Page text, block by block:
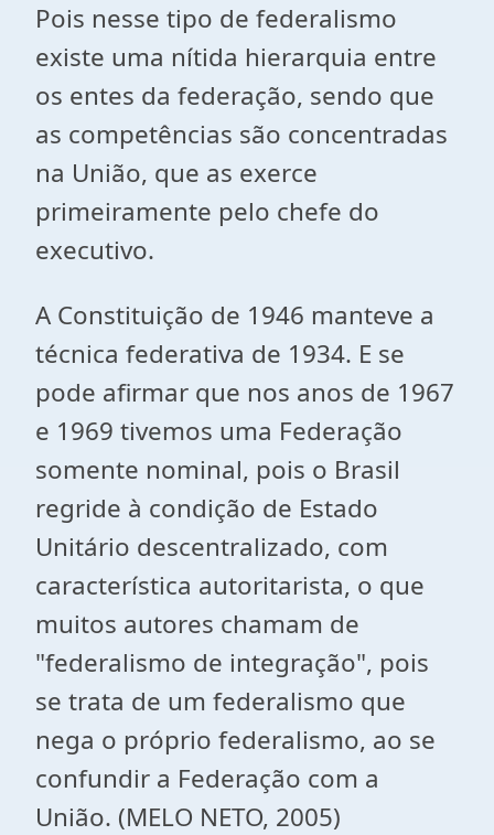
Pois nesse tipo de federalismo
existe uma nítida hierarquia entre
os entes da federação, sendo que
as competências são concentradas
na União, que as exerce
primeiramente pelo chefe do
executivo.
A Constituição de 1946 manteve a
técnica federativa de 1934. E se
pode afirmar que nos anos de 1967
e 1969 tivemos uma Federação
somente nominal, pois o Brasil
regride à condição de Estado
Unitário descentralizado, com
característica autoritarista, o que
muitos autores chamam de
"federalismo de integração", pois
se trata de um federalismo que
nega o próprio federalismo, ao se
confundir a Federação com a
União. (MELO NETO, 2005)